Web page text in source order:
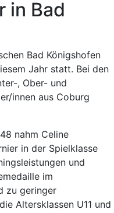
in Bad
Bad Königshofen
Jahr statt. Bei den
, Ober- und
innen aus Coburg
nahm Celine
in der Spielklasse
und
im
zu geringer
Altersklassen U11 und